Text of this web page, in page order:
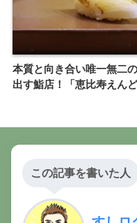
本質と向き合い唯一無二
出す鮨店！「恵比寿えんど
この記事を書いた人